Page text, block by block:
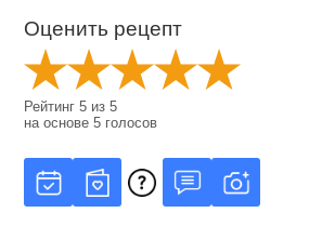
Оценить рецепт
Рейтинг5 из5
на основе5 голосов